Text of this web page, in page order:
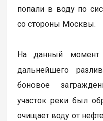
попали в воду по
со стороны Москвы.
На данный момент
дальнейшего
боновое
участок реки был
очищает воду от